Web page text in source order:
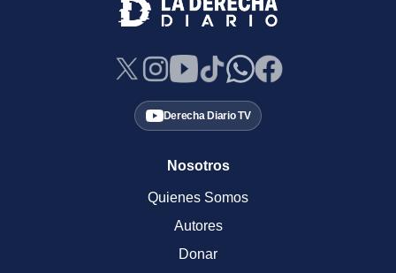
Derecha Diario TV
Nosotros
Quienes Somos
Autores
Donar